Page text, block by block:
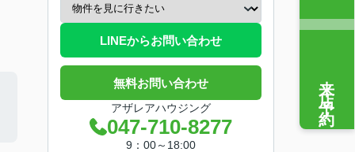
LINEからお問い合わせ
無料お問い合わせ
アザレアハウジング
047-710-8277
9：00～18:00
来店予約